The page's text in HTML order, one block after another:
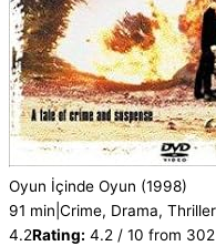
Oyun İçinde Oyun (1998)
91 min Crime, Drama, Thriller
4.2Rating: 4.2 / 10 from